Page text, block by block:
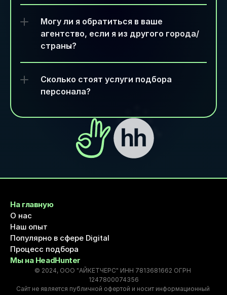
Могу ли я обратиться в ваше
агентство, если я из другого города/
страны?
Сколько стоят услуги подбора
персонала?
На главную
О нас
Наш опыт
Популярно в сфере Digital
Процесс подбора
Мы на HeadHunter
© 2024, ООО "АЙКЕТЧЕРС" ИНН 7813681662 ОГРН
1247800074356
Сайт не является публичной офертой и носит информационный